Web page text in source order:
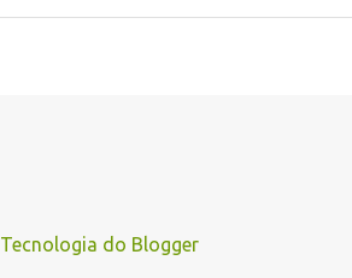
Tecnologia do Blogger